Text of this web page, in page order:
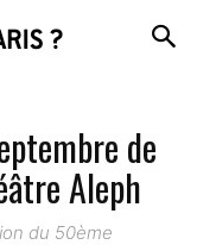
de
Aleph
du 50ème